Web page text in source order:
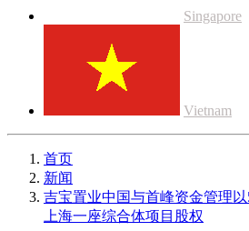
Singapore
Vietnam
首页
新闻
吉宝置业中国与首峰资金管理
上海一座综合体项目股权